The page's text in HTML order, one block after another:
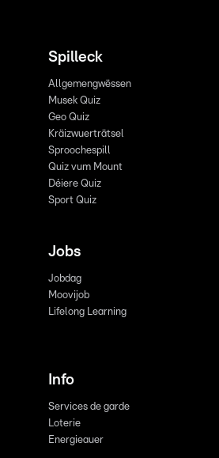
Spilleck
Allgemengwëssen
Musek Quiz
Geo Quiz
Kräizwuerträtsel
Sproochespill
Quiz vum Mount
Déiere Quiz
Sport Quiz
Jobs
Jobdag
Moovijob
Lifelong Learning
Info
Services de garde
Loterie
Energieauer